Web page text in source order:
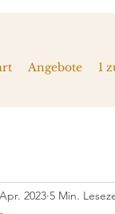
Angebote 1
2023 5 Min.